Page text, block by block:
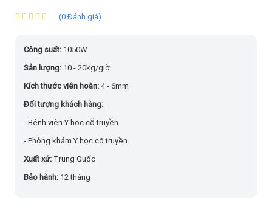
(0 Đánh giá)
Công suất: 1050W
Sản lượng: 10 - 20kg/giờ
Kích thước viên hoàn:4 - 6mm
Đối tượng khách hàng:
- Bệnh viện Y học cổ truyền
- Phòng khám Y học cổ truyền
Xuất xứ: Trung Quốc
Bảo hành: 12 tháng